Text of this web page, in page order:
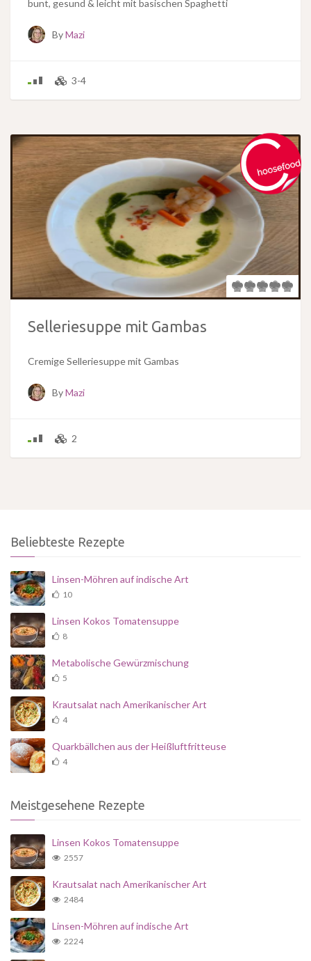
bunt, gesund & leicht mit basischen Spaghetti
ByMazi
3-4
Selleriesuppe mit Gambas
Cremige Selleriesuppe mit Gambas
ByMazi
2
Beliebteste Rezepte
Linsen-Möhren auf indische Art
10
Linsen Kokos Tomatensuppe
8
Metabolische Gewürzmischung
5
Krautsalat nach Amerikanischer Art
4
Quarkbällchen aus der Heißluftfritteuse
4
Meistgesehene Rezepte
Linsen Kokos Tomatensuppe
2557
Krautsalat nach Amerikanischer Art
2484
Linsen-Möhren auf indische Art
2224